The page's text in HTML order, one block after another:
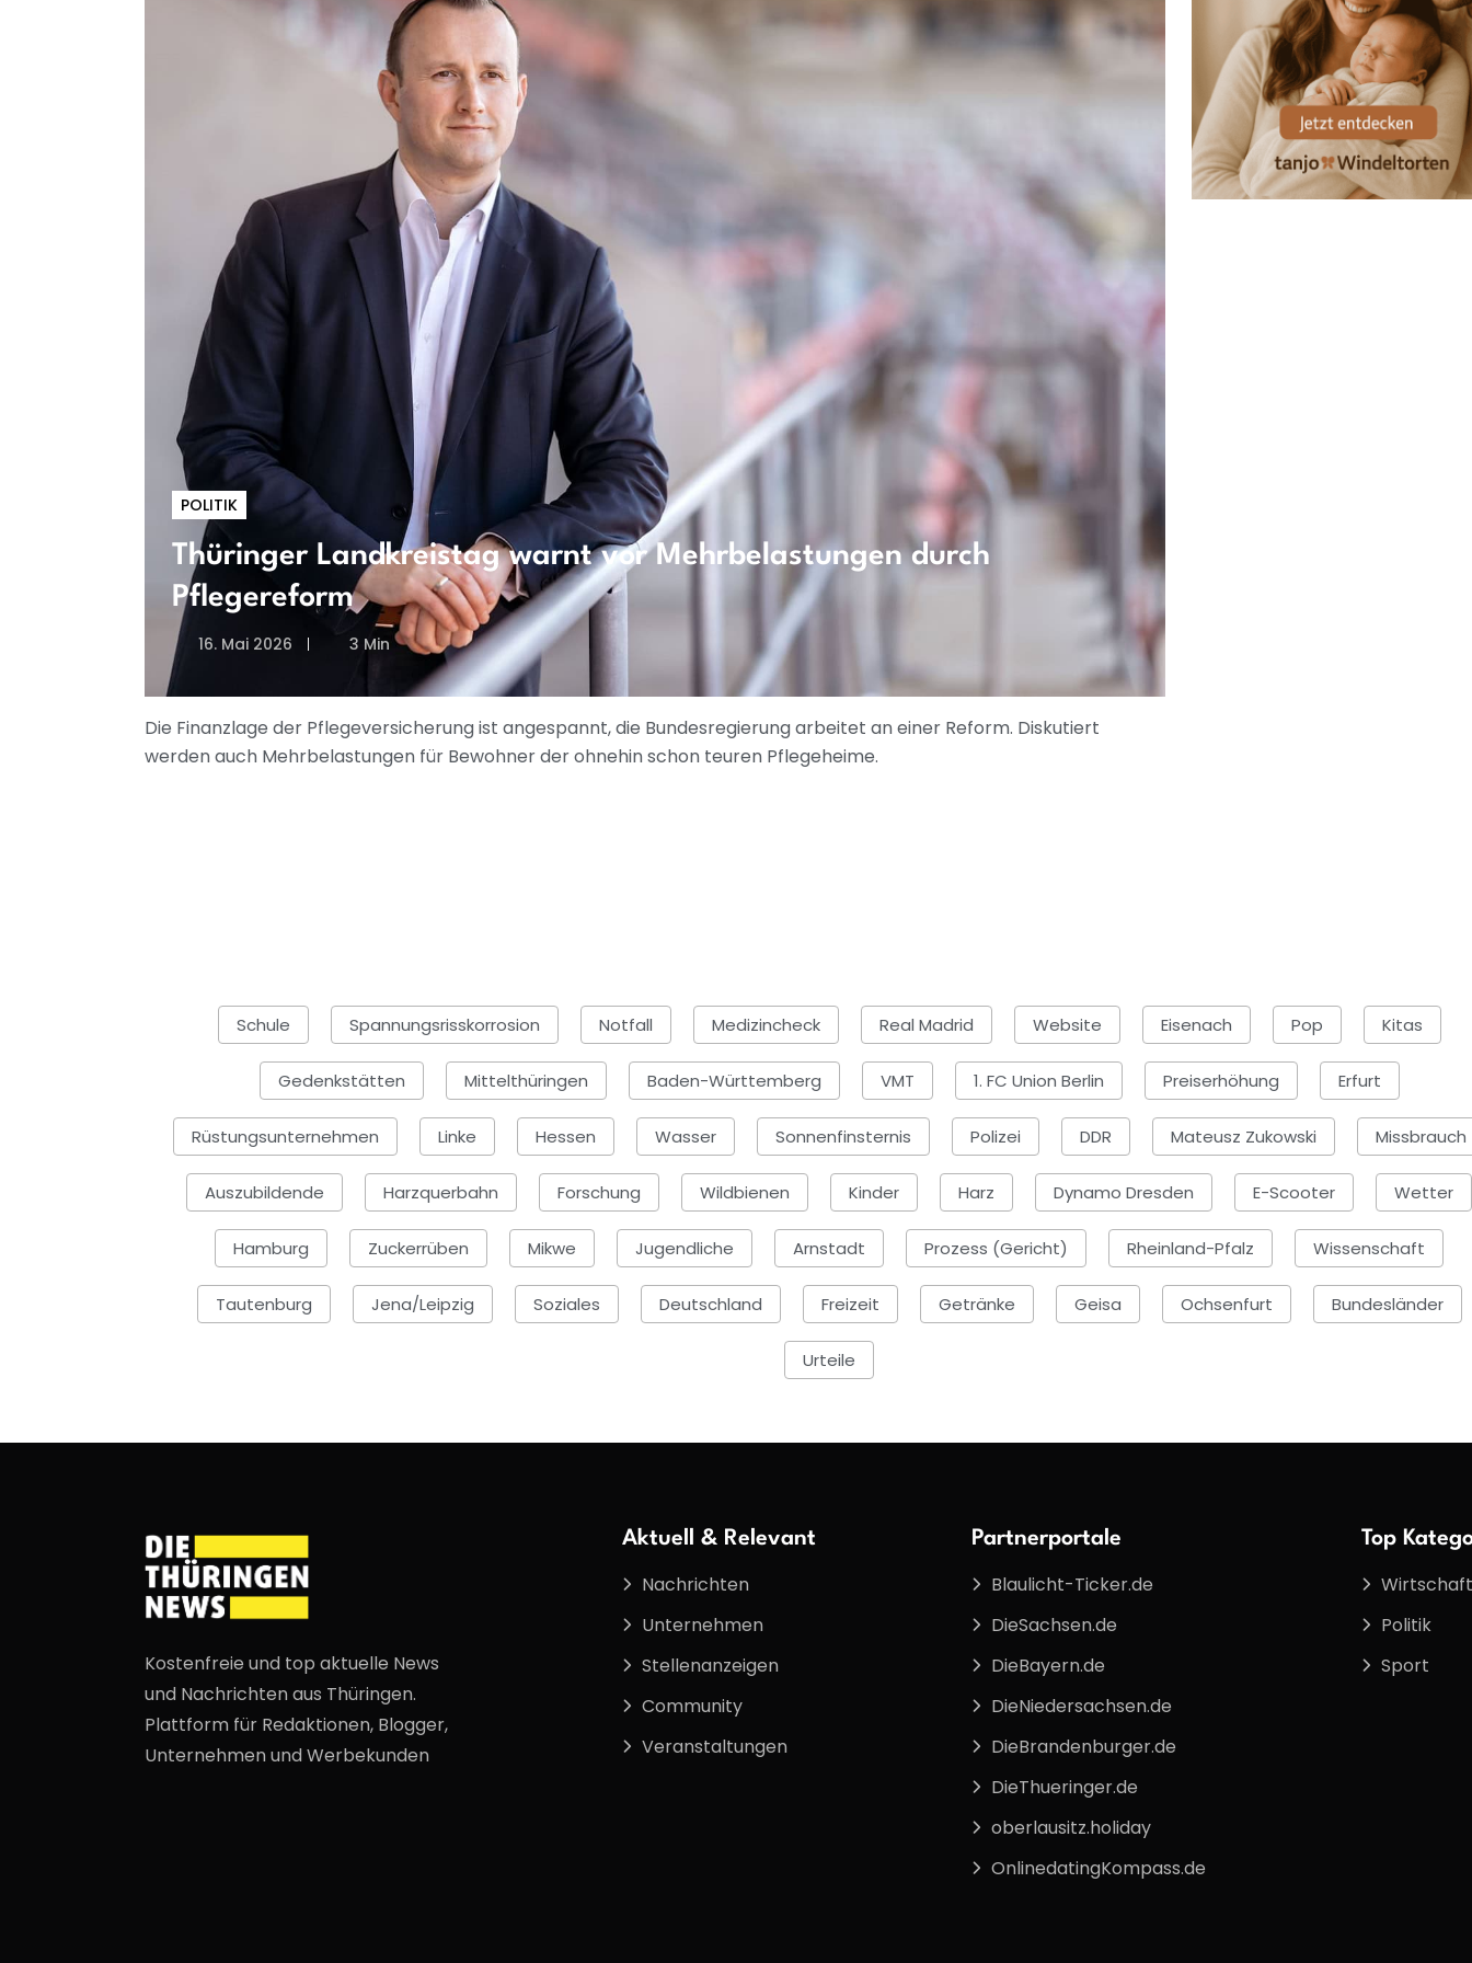
POLITIK
Thüringer Landkreistag warnt vor Mehrbelastungen durch
Pflegereform
16. Mai 2026 3 Min
Die Finanzlage der Pflegeversicherung ist angespannt, die Bundesregierung arbeitet an einer Reform. Diskutiert
werden auch Mehrbelastungen für Bewohner der ohnehin schon teuren Pflegeheime.
Schule Spannungsrisskorrosion Notfall Medizincheck Real Madrid Website Eisenach Pop Kitas
Gedenkstätten Mittelthüringen Baden-Württemberg VMT 1. FC Union Berlin Preiserhöhung Erfurt
Rüstungsunternehmen Linke Hessen Wasser Sonnenfinsternis Polizei DDR Mateusz Zukowski Missbrauch
Auszubildende Harzquerbahn Forschung Wildbienen Kinder Harz Dynamo Dresden E-Scooter Wetter
Hamburg Zuckerrüben Mikwe Jugendliche Arnstadt Prozess (Gericht) Rheinland-Pfalz Wissenschaft
Tautenburg Jena/Leipzig Soziales Deutschland Freizeit Getränke Geisa Ochsenfurt Bundesländer
Urteile
Kostenfreie und top aktuelle News
und Nachrichten aus Thüringen.
Plattform für Redaktionen, Blogger,
Unternehmen und Werbekunden
Aktuell & Relevant
Nachrichten
Unternehmen
Stellenanzeigen
Community
Veranstaltungen
Partnerportale
Blaulicht-Ticker.de
DieSachsen.de
DieBayern.de
DieNiedersachsen.de
DieBrandenburger.de
DieThueringer.de
oberlausitz.holiday
OnlinedatingKompass.de
Top
Wirtschaft
Politik
Sport